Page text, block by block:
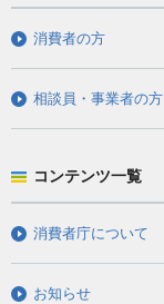
消費者の方
相談員・事業者の方
コンテンツ一覧
消費者庁について
お知らせ